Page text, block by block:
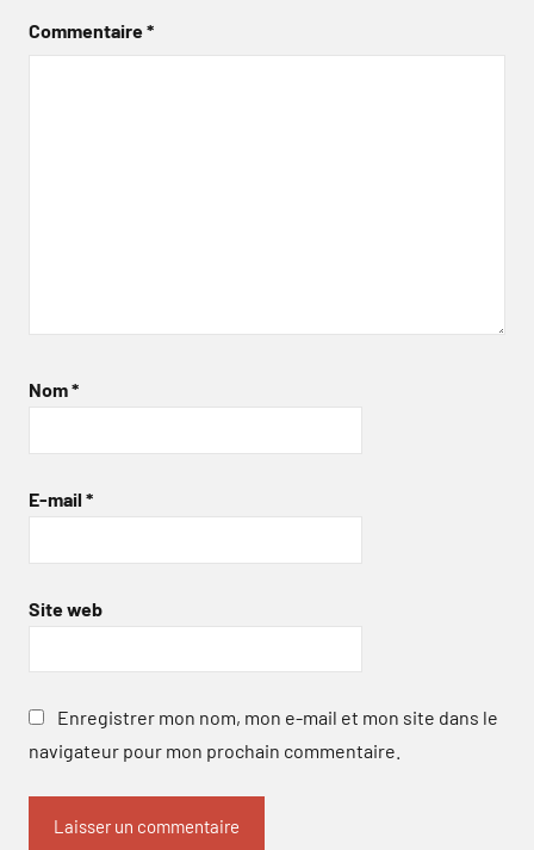
Commentaire*
Nom*
E-mail *
Site web
Enregistrer mon nom, mon e-mail et mon site dans le
navigateur pour mon prochain commentaire.